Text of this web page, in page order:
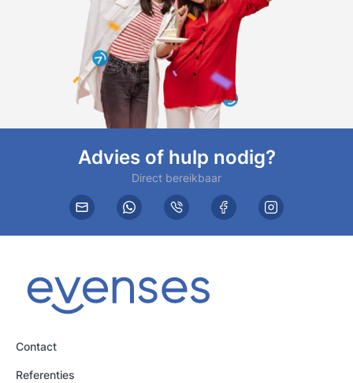
Advies of hulp nodig?
Direct bereikbaar
Contact
Referenties